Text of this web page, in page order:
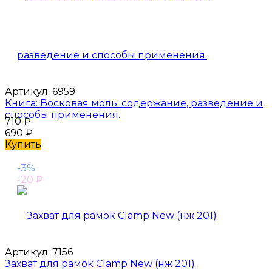
Артикул: 6959
Книга: Восковая моль: содержание, разведение и
способы применения.
710₽
690 ₽
Купить
-3%
-20 ₽
Артикул: 7156
Захват для рамок Сlamp New (нж 201)